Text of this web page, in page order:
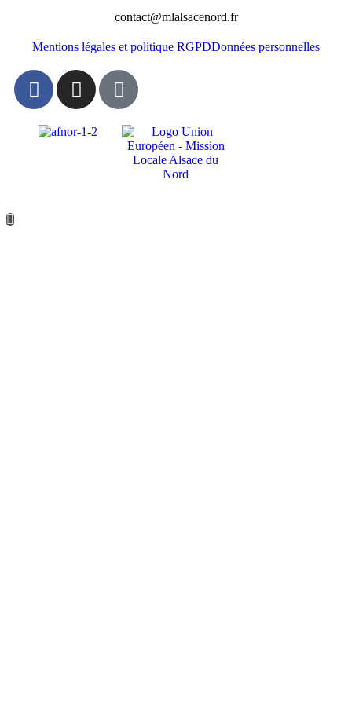
contact@mlalsacenord.fr
Mentions légales et politique RGPDDonnées personnelles